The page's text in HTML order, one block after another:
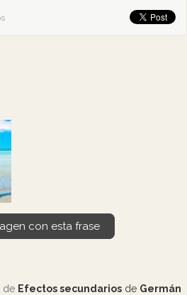
con esta frase
de Efectos secundarios de Germán